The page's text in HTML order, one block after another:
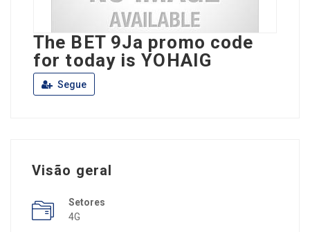
The BET 9Ja promo code
for today is YOHAIG
Segue
Visão geral
Setores
4G